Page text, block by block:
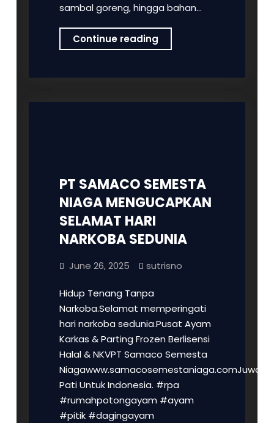
sambal goreng, hingga bahan…
Continue readingTunggir
Ayam
Higienis
RPA
Samaco
Pati
Indonesia
Artikel
Rumah Pemotongan Ayam Modern
PT SAMACO SEMESTA
NIAGA MENGUCAPKAN
SELAMAT HARI
NARKOBA SEDUNIA
June 26, 2025 sutrisno
Hidup Tenang Tanpa
Narkoba.Selamat memperingati
hari narkoba sedunia.Pusat Ayam
Karkas & Parting Frozen Berlisensi
Halal & NKVPT Samaco Semesta
Niagawww.samacosemestaniaga.comJuwana
Pati Untuk Indonesia. #rpa
#rumahpotongayam #ayam
#pitik #dagingayam